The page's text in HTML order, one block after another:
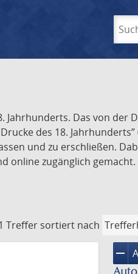
Jahrhunderts. Das von der
des 18. Jahrhunderts”
und zu erschließen.
online zugänglich gemacht.
Treffer sortiert nach
remove